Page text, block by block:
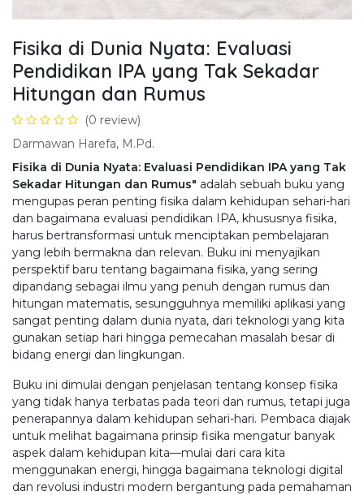
Fisika di Dunia Nyata: Evaluasi
Pendidikan IPA yang Tak Sekadar
Hitungan dan Rumus
(0 review)
Darmawan Harefa, M.Pd.
Fisika di Dunia Nyata: Evaluasi Pendidikan IPA yang Tak
Sekadar Hitungan dan Rumus" adalah sebuah buku yang
mengupas peran penting fisika dalam kehidupan sehari-hari
dan bagaimana evaluasi pendidikan IPA, khususnya fisika,
harus bertransformasi untuk menciptakan pembelajaran
yang lebih bermakna dan relevan. Buku ini menyajikan
perspektif baru tentang bagaimana fisika, yang sering
dipandang sebagai ilmu yang penuh dengan rumus dan
hitungan matematis, sesungguhnya memiliki aplikasi yang
sangat penting dalam dunia nyata, dari teknologi yang kita
gunakan setiap hari hingga pemecahan masalah besar di
bidang energi dan lingkungan.
Buku ini dimulai dengan penjelasan tentang konsep fisika
yang tidak hanya terbatas pada teori dan rumus, tetapi juga
penerapannya dalam kehidupan sehari-hari. Pembaca diajak
untuk melihat bagaimana prinsip fisika mengatur banyak
aspek dalam kehidupan kita—mulai dari cara kita
menggunakan energi, hingga bagaimana teknologi digital
dan revolusi industri modern bergantung pada pemahaman